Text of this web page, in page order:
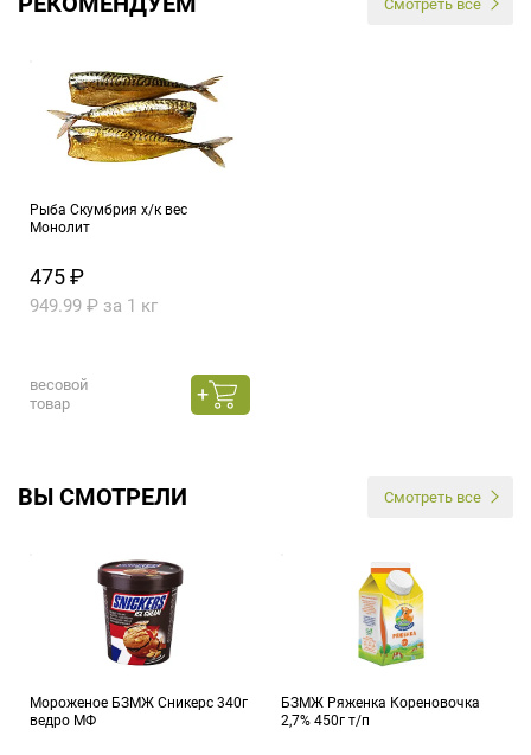
Смотреть все
Рыба Скумбрия х/к вес
Монолит
475 ₽
949.99 ₽ за 1 кг
весовой
товар
ВЫ СМОТРЕЛИ Смотреть все
Мороженое БЗМЖ Сникерс 340г
ведро МФ
БЗМЖ Ряженка Кореновочка
2,7% 450г т/п